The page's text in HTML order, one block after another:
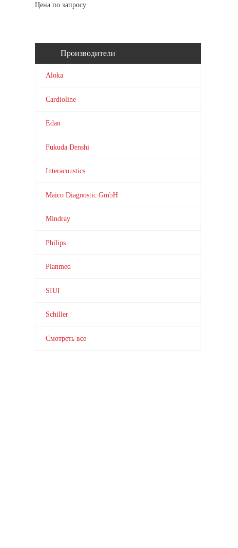
Цена по запросу
Производители
Aloka
Cardioline
Edan
Fukuda Denshi
Interacoustics
Maico Diagnostic GmbH
Mindray
Philips
Planmed
SIUI
Schiller
Смотреть все